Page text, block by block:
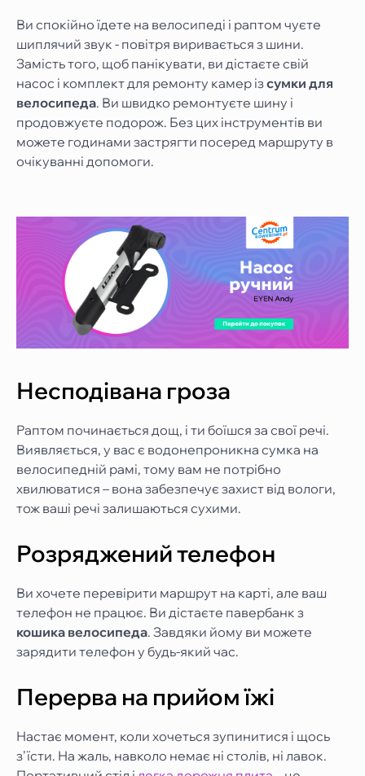
Ви спокійно їдете на велосипеді і раптом чуєте
шиплячий звук - повітря виривається з шини.
Замість того, щоб панікувати, ви дістаєте свій
насос і комплект для ремонту камер ізсумки для
велосипеда. Ви швидко ремонтуєте шину і
продовжуєте подорож. Без цих інструментів ви
можете годинами застрягти посеред маршруту в
очікуванні допомоги.
Несподівана гроза
Раптом починається дощ, і ти боїшся за свої речі.
Виявляється, у вас є водонепроникна сумка на
велосипедній рамі, тому вам не потрібно
хвилюватися – вона забезпечує захист від вологи,
тож ваші речі залишаються сухими.
Розряджений телефон
Ви хочете перевірити маршрут на карті, але ваш
телефон не працює. Ви дістаєте павербанк з
кошика велосипеда. Завдяки йому ви можете
зарядити телефон у будь-який час.
Перерва на прийом їжі
Настає момент, коли хочеться зупинитися і щось
з’їсти. На жаль, навколо немає ні столів, ні лавок.